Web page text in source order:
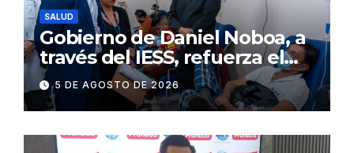
SALUD
Gobierno de Daniel Noboa, a
través del IESS, refuerza el
abastecimiento de insulina
en 86 establecimientos de
salud
5 DE AGOSTO DE 2026